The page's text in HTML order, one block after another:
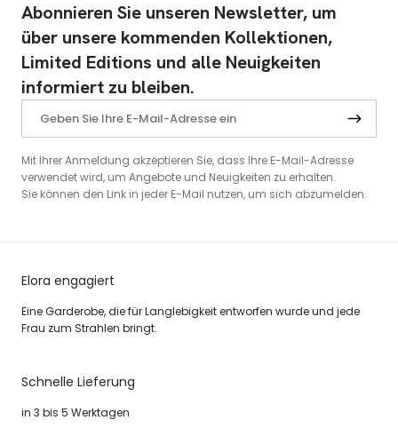
Abonnieren Sie unseren Newsletter, um
über unsere kommenden Kollektionen,
Limited Editions und alle Neuigkeiten
informiert zu bleiben.
Mit Ihrer Anmeldung akzeptieren Sie, dass Ihre E-Mail-Adresse
verwendet wird, um Angebote und Neuigkeiten zu erhalten.
Sie können den Link in jeder E-Mail nutzen, um sich abzumelden.
Elora engagiert
Eine Garderobe, die für Langlebigkeit entworfen wurde und jede
Frau zum Strahlen bringt.
Schnelle Lieferung
in 3 bis 5 Werktagen